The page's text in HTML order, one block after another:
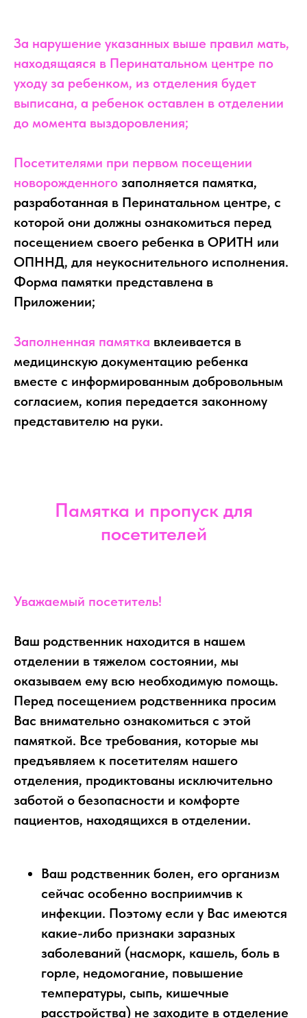
За нарушение указанных выше правил мать,
находящаяся в Перинатальном центре по
уходу за ребенком, из отделения будет
выписана, а ребенок оставлен в отделении
до момента выздоровления;
Посетителями при первом посещении
новорожденного заполняется памятка,
разработанная в Перинатальном центре, с
которой они должны ознакомиться перед
посещением своего ребенка в ОРИТН или
ОПННД, для неукоснительного исполнения.
Форма памятки представлена в
Приложении;
Заполненная памятка вклеивается в
медицинскую документацию ребенка
вместе с информированным добровольным
согласием, копия передается законному
представителю на руки.
Памятка и пропуск для
посетителей
Уважаемый посетитель!
Ваш родственник находится в нашем
отделении в тяжелом состоянии, мы
оказываем ему всю необходимую помощь.
Перед посещением родственника просим
Вас внимательно ознакомиться с этой
памяткой. Все требования, которые мы
предъявляем к посетителям нашего
отделения, продиктованы исключительно
заботой о безопасности и комфорте
пациентов, находящихся в отделении.
Ваш родственник болен, его организм
сейчас особенно восприимчив к
инфекции. Поэтому если у Вас имеются
какие-либо признаки заразных
заболеваний (насморк, кашель, боль в
горле, недомогание, повышение
температуры, сыпь, кишечные
расстройства) не заходите в отделение